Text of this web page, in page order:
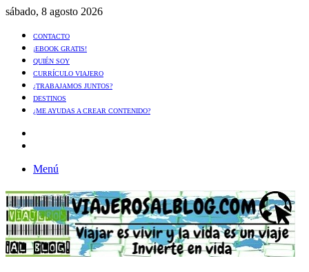
sábado, 8 agosto 2026
CONTACTO
¡EBOOK GRATIS!
QUIÉN SOY
CURRÍCULO VIAJERO
¿TRABAJAMOS JUNTOS?
DESTINOS
¿ME AYUDAS A CREAR CONTENIDO?
Menú